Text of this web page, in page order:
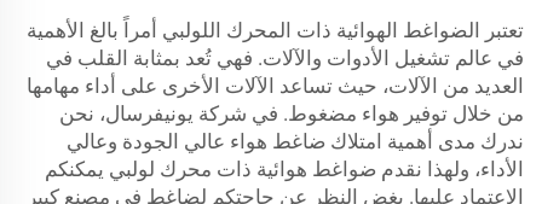
تعتبر الضواغط الهوائية ذات المحرك اللولبي أمراً بالغ الأهمية
في عالم تشغيل الأدوات والآلات. فهي تُعد بمثابة القلب في
العديد من الآلات، حيث تساعد الآلات الأخرى على أداء مهامها
من خلال توفير هواء مضغوط. في شركة يونيفرسال، نحن
ندرك مدى أهمية امتلاك ضاغط هواء عالي الجودة وعالي
الأداء، ولهذا نقدم ضواغط هوائية ذات محرك لولبي يمكنكم
الاعتماد عليها. بغض النظر عن حاجتكم لضاغط في مصنع كبير